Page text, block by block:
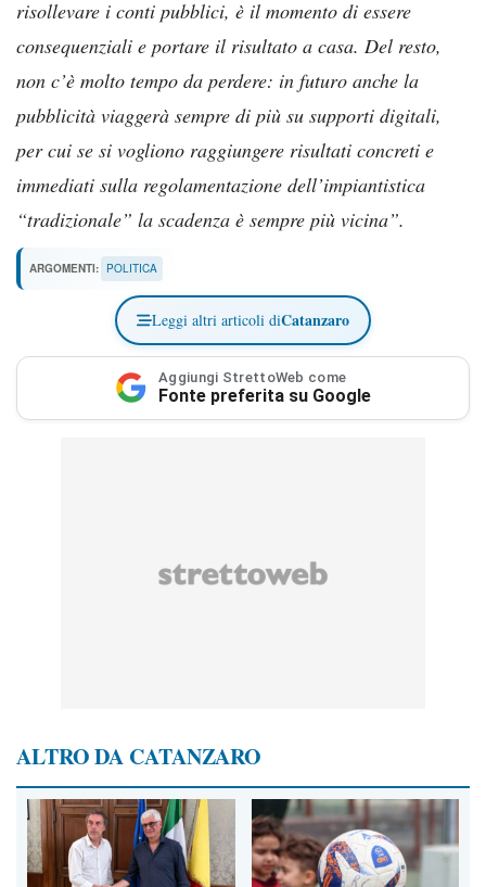
risollevare i conti pubblici, è il momento di essere
consequenziali e portare il risultato a casa. Del resto,
non c’è molto tempo da perdere: in futuro anche la
pubblicità viaggerà sempre di più su supporti digitali,
per cui se si vogliono raggiungere risultati concreti e
immediati sulla regolamentazione dell’impiantistica
“tradizionale” la scadenza è sempre più vicina”.
ARGOMENTI: POLITICA
Leggi altri articoli diCatanzaro
Aggiungi StrettoWeb come
Fonte preferita su Google
ALTRO DA CATANZARO